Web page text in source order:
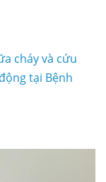
cháy và cứu
tại Bệnh